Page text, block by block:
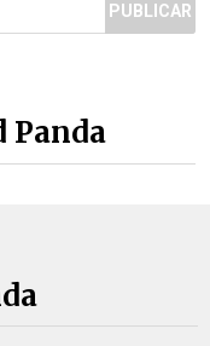
PUBLICAR
Panda